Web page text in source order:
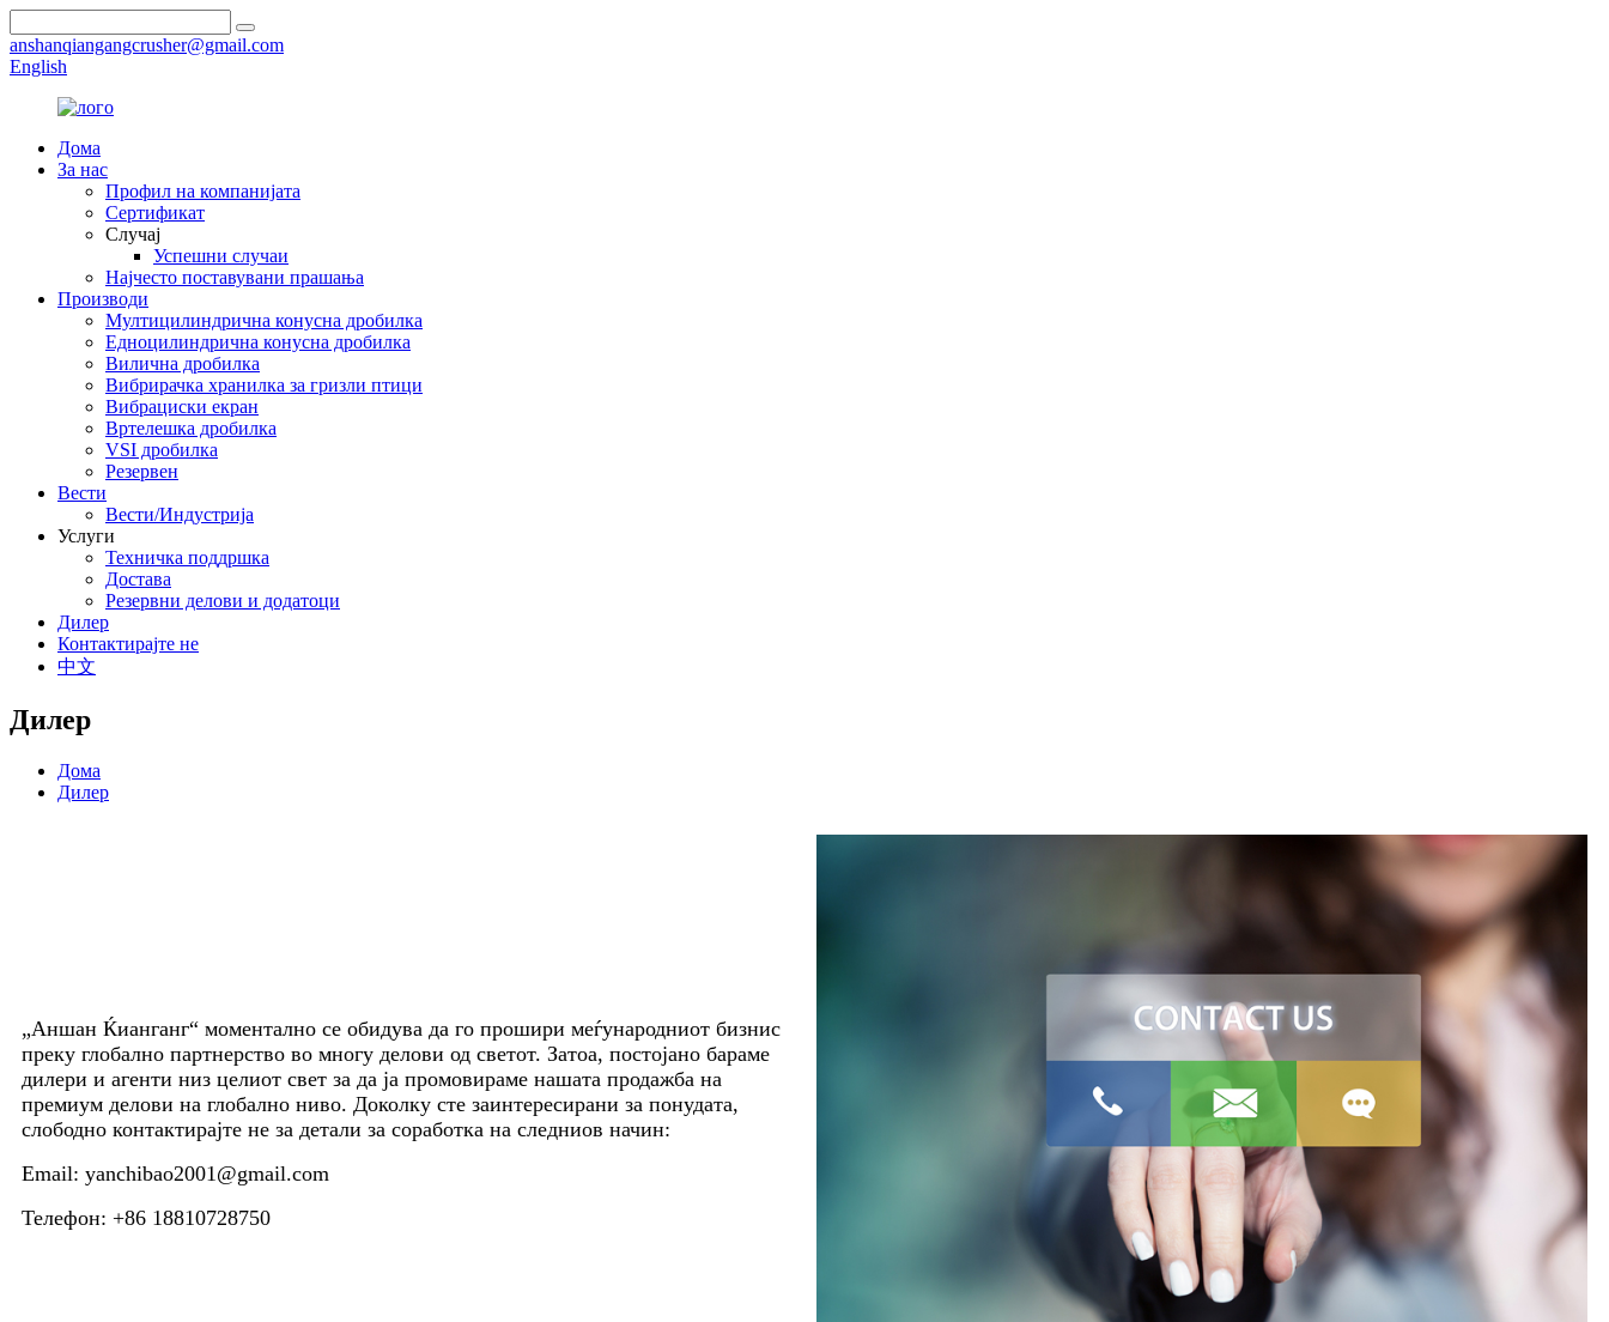
anshanqiangangcrusher@gmail.com
English
Дома
За нас
Профил на компанијата
Сертификат
Случај
Успешни случаи
Најчесто поставувани прашања
Производи
Мултицилиндрична конусна дробилка
Едноцилиндрична конусна дробилка
Вилична дробилка
Вибрирачка хранилка за гризли птици
Вибрациски екран
Вртелешка дробилка
VSI дробилка
Резервен
Вести
Вести/Индустрија
Услуги
Техничка поддршка
Достава
Резервни делови и додатоци
Дилер
Контактирајте не
中文
Дилер
Дома
Дилер
„Аншан Ќианганг“ моментално се обидува да го прошири меѓународниот бизнис
преку глобално партнерство во многу делови од светот. Затоа, постојано бараме
дилери и агенти низ целиот свет за да ја промовираме нашата продажба на
премиум делови на глобално ниво. Доколку сте заинтересирани за понудата,
слободно контактирајте не за детали за соработка на следниов начин:
Email: yanchibao2001@gmail.com
Телефон: +86 18810728750